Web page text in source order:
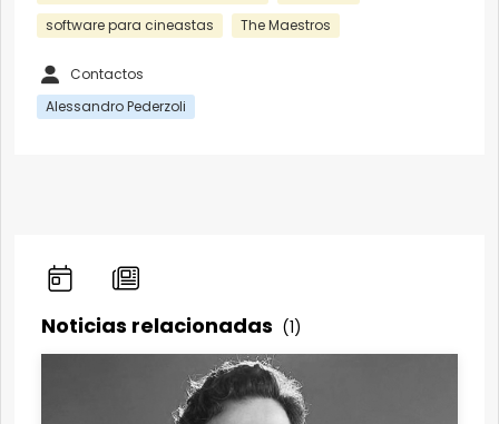
software para cineastas
The Maestros
Contactos
Alessandro Pederzoli
Noticias relacionadas (1)